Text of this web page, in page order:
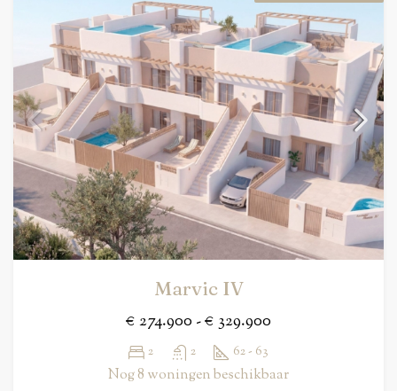
Marvic IV
€ 274.900 - € 329.900
2 2 62 - 63
Nog 8 woningen beschikbaar